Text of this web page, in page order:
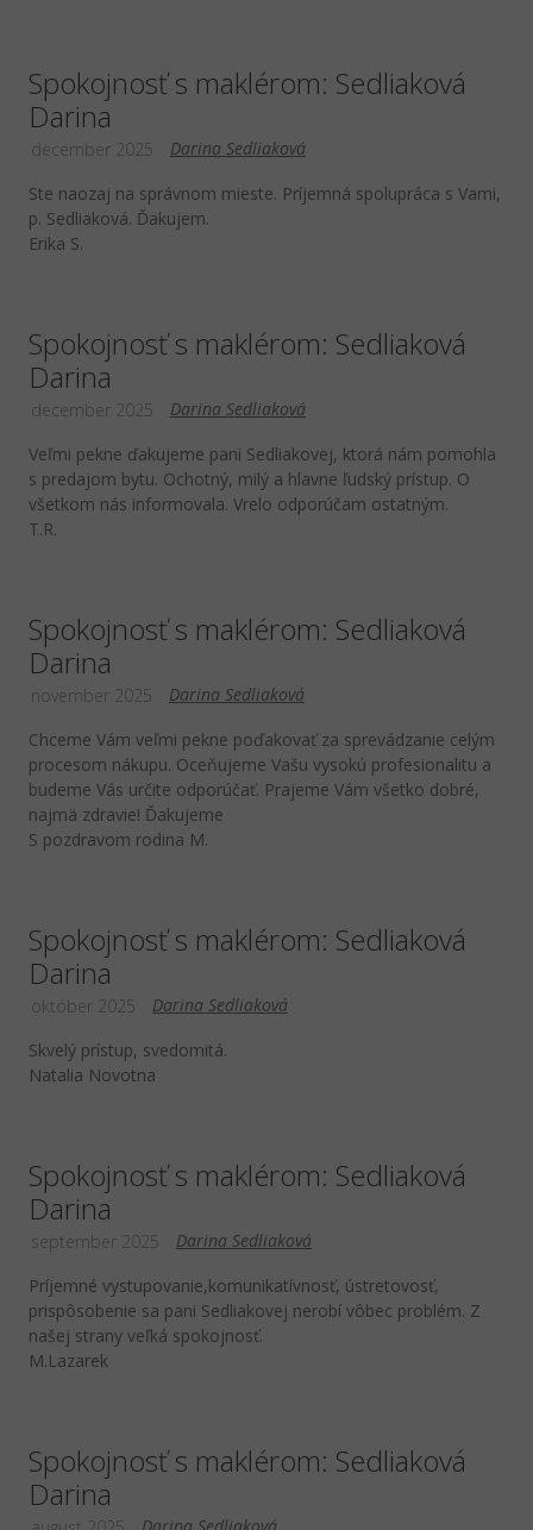
Spokojnosť s maklérom: Sedliaková
Darina
Darina Sedliaková
december 2025
Ste naozaj na správnom mieste. Príjemná spolupráca s Vami,
p. Sedliaková. Ďakujem.
Erika S.
Spokojnosť s maklérom: Sedliaková
Darina
Darina Sedliaková
december 2025
Veľmi pekne ďakujeme pani Sedliakovej, ktorá nám pomohla
s predajom bytu. Ochotný, milý a hlavne ľudský prístup. O
všetkom nás informovala. Vrelo odporúčam ostatným.
T.R.
Spokojnosť s maklérom: Sedliaková
Darina
Darina Sedliaková
november 2025
Chceme Vám veľmi pekne poďakovať za sprevádzanie celým
procesom nákupu. Oceňujeme Vašu vysokú profesionalitu a
budeme Vás určite odporúčať. Prajeme Vám všetko dobré,
najmä zdravie! Ďakujeme
S pozdravom rodina M.
Spokojnosť s maklérom: Sedliaková
Darina
Darina Sedliaková
október 2025
Skvelý prístup, svedomitá.
Natalia Novotna
Spokojnosť s maklérom: Sedliaková
Darina
Darina Sedliaková
september 2025
Príjemné vystupovanie,komunikatívnosť, ústretovosť,
prispôsobenie sa pani Sedliakovej nerobí vôbec problém. Z
našej strany veľká spokojnosť.
M.Lazarek
Spokojnosť s maklérom: Sedliaková
Darina